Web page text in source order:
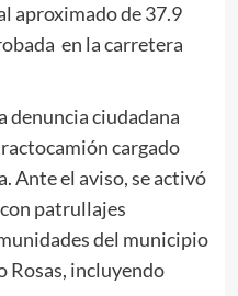
aproximado de 37.9
en la carretera
denuncia ciudadana
cargado
Ante el aviso, se activó
patrullajes
del municipio
Rosas, incluyendo